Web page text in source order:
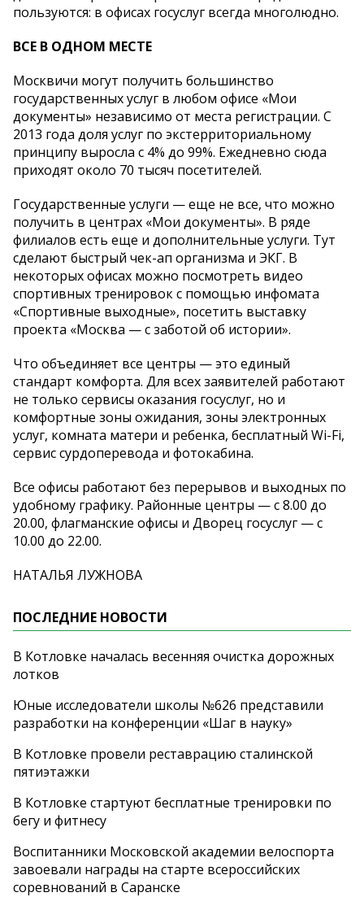
пользуются: в офисах госуслуг всегда многолюдно.
ВСЕ В ОДНОМ МЕСТЕ
Москвичи могут получить большинство
государственных услуг в любом офисе «Мои
документы» независимо от места регистрации. С
2013 года доля услуг по экстерриториальному
принципу выросла с 4% до 99%. Ежедневно сюда
приходят около 70 тысяч посетителей.
Государственные услуги — еще не все, что можно
получить в центрах «Мои документы». В ряде
филиалов есть еще и дополнительные услуги. Тут
сделают быстрый чек-ап организма и ЭКГ. В
некоторых офисах можно посмотреть видео
спортивных тренировок с помощью инфомата
«Спортивные выходные», посетить выставку
проекта «Москва — с заботой об истории».
Что объединяет все центры — это единый
стандарт комфорта. Для всех заявителей работают
не только сервисы оказания госуслуг, но и
комфортные зоны ожидания, зоны электронных
услуг, комната матери и ребенка, бесплатный Wi-Fi,
сервис сурдоперевода и фотокабина.
Все офисы работают без перерывов и выходных по
удобному графику. Районные центры — с 8.00 до
20.00, флагманские офисы и Дворец госуслуг — с
10.00 до 22.00.
НАТАЛЬЯ ЛУЖНОВА
ПОСЛЕДНИЕ НОВОСТИ
В Котловке началась весенняя очистка дорожных
лотков
Юные исследователи школы №626 представили
разработки на конференции «Шаг в науку»
В Котловке провели реставрацию сталинской
пятиэтажки
В Котловке стартуют бесплатные тренировки по
бегу и фитнесу
Воспитанники Московской академии велоспорта
завоевали награды на старте всероссийских
соревнований в Саранске